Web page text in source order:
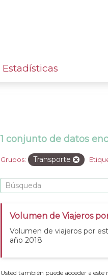
Estadísticas
1 conjunto de datos
Grupos: Transporte
Volumen de Viajeros
Volumen de viajeros por
año 2018
Usted también puede acceder a